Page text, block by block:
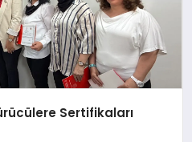
Sertifikaları